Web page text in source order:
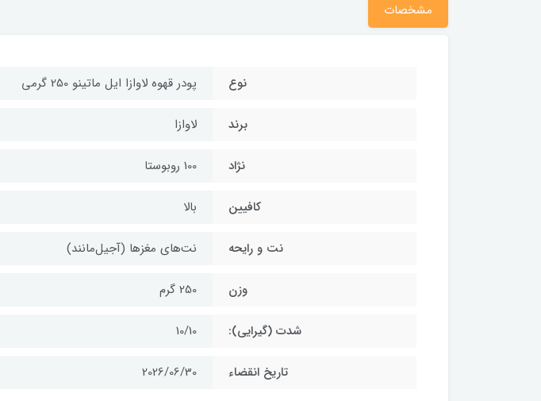
مشخصات
نوع پودر قهوه لاوازا ایل ماتینو 250 گرمی
برند لاوازا
نژاد 100 روبوستا
کافیین بالا
نت و رایحه نت‌های مغزها (آجیل‌مانند)
وزن 250 گرم
شدت (گیرایی): 10/10
تاریخ انقضاء 2026/06/30